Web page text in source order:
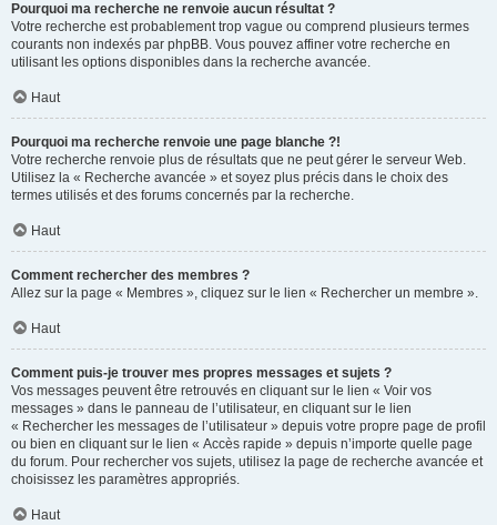
Pourquoi ma recherche ne renvoie aucun résultat ?
Votre recherche est probablement trop vague ou comprend plusieurs termes
courants non indexés par phpBB. Vous pouvez affiner votre recherche en
utilisant les options disponibles dans la recherche avancée.
Haut
Pourquoi ma recherche renvoie une page blanche ?!
Votre recherche renvoie plus de résultats que ne peut gérer le serveur Web.
Utilisez la « Recherche avancée » et soyez plus précis dans le choix des
termes utilisés et des forums concernés par la recherche.
Haut
Comment rechercher des membres ?
Allez sur la page « Membres », cliquez sur le lien « Rechercher un membre ».
Haut
Comment puis-je trouver mes propres messages et sujets ?
Vos messages peuvent être retrouvés en cliquant sur le lien « Voir vos
messages » dans le panneau de l’utilisateur, en cliquant sur le lien
« Rechercher les messages de l’utilisateur » depuis votre propre page de profil
ou bien en cliquant sur le lien « Accès rapide » depuis n’importe quelle page
du forum. Pour rechercher vos sujets, utilisez la page de recherche avancée et
choisissez les paramètres appropriés.
Haut